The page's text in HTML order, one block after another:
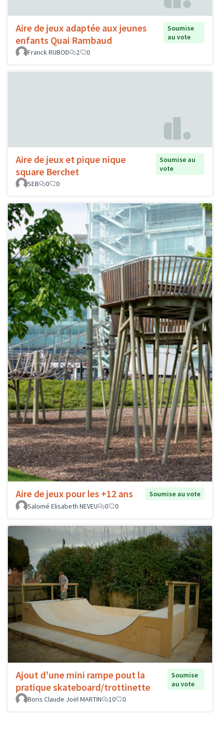
Aire de jeux adaptée aux jeunes
enfants Quai Rambaud
Soumise
au vote
Franck RUBOD
2 0
Aire de jeux et pique nique
square Berchet
Soumise au
vote
SEB
0 0
Aire de jeux pour les +12 ans
Soumise au vote
Salomé Elisabeth NEVEU
0 0
Ajout d'une mini rampe pout la
pratique skateboard/trottinette
Soumise
au vote
Boris Claude Joël MARTIN
10 0